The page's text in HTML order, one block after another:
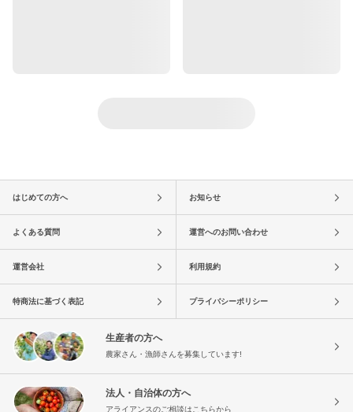
はじめての方へ お知らせ
よくある質問 運営へのお問い合わせ
運営会社 利用規約
特商法に基づく表記 プライバシーポリシー
生産者の方へ
農家さん・漁師さんを募集しています!
法人・自治体の方へ
アライアンスのご相談はこちらから